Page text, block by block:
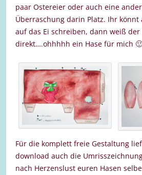
paar Ostereier oder auch eine
Überraschung darin Platz. Ihr könnt
auf das Ei schreiben, dann weiß der
direkt….ohhhhh ein Hase für mich 🙂
Für die komplett freie Gestaltung
download auch die
nach Herzenslust euren Hasen